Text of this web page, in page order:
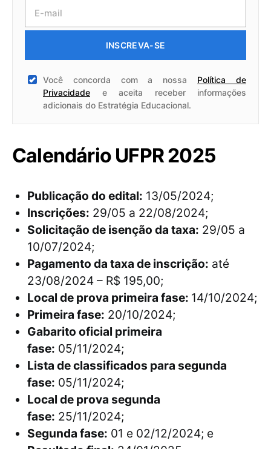
INSCREVA-SE
Você concorda com a nossa Política de
Privacidade e aceita receber informações
adicionais do Estratégia Educacional.
Calendário UFPR 2025
Publicação do edital: 13/05/2024;
Inscrições: 29/05 a 22/08/2024;
Solicitação de isenção da taxa: 29/05 a
10/07/2024;
Pagamento da taxa de inscrição: até
23/08/2024 – R$ 195,00;
Local de prova primeira fase: 14/10/2024;
Primeira fase: 20/10/2024;
Gabarito oficial primeira
fase: 05/11/2024;
Lista de classificados para segunda
fase: 05/11/2024;
Local de prova segunda
fase: 25/11/2024;
Segunda fase: 01 e 02/12/2024; e